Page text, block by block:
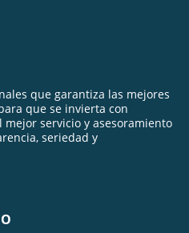
que garantiza las mejores
que se invierta con
servicio y asesoramiento
seriedad y